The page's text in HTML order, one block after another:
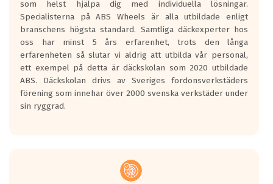
den kortaste bromssträckan och F är den
längsta.
Inga D eller G betyg delas ut för
personbilar och lätta lastbilar.
Betyget sätts efter ett test där däcken
skall bromsa in på en väg där det ligger
0.5-1.5 mm vatten.
I 80km/h kommer skillnaden på
Vid körning i över 50km/h brukar
som helst hjälpa dig med individuella lösningar.
Specialisterna på ABS Wheels är alla utbildade enligt
branschens högsta standard. Samtliga däckexperter hos
oss har minst 5 års erfarenhet, trots den långa
erfarenheten så slutar vi aldrig att utbilda vår personal,
ett exempel på detta är däckskolan som 2020 utbildade
ABS. Däckskolan drivs av Sveriges fordonsverkstäders
förening som innehar över 2000 svenska verkstäder under
sin ryggrad.